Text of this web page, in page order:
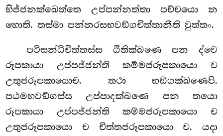
භිජ්ජනක්ඛෙත්තෙ උප්පන්නත්තා පච්චයො න
හොති. තස්මා පන්නරසභවඞ්ගචිත්තානීති වුත්තං.
පටිසන්ධිචිත්තස්ස ඨිතික්ඛණෙ පන ද්වෙ
රූපකායා උප්පජ්ජන්ති කම්මජරූපකායො ච
උතුජරූපකායොච. තථා භඞ්ගක්ඛණෙපි.
පඨමභවඞ්ගස්ස උප්පාදක්ඛණෙ පන තයො
රූපකායා උප්පජ්ජන්ති කම්මජරූපකායො ච
උතුජරූපකායො ච චිත්තජරූපකායො ච. යදා